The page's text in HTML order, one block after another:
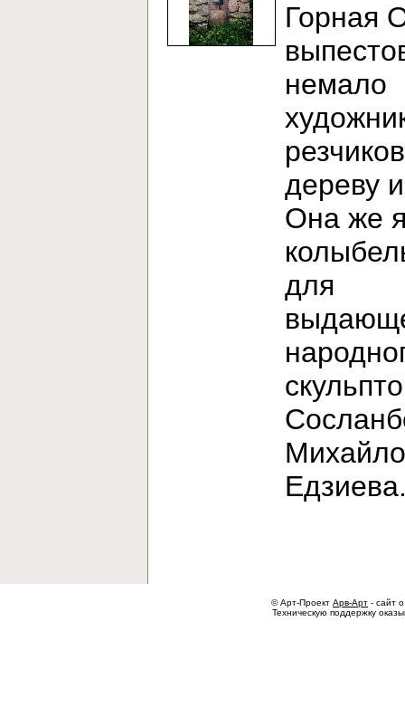
Горная
немало
дереву
Она же
для
© Арт-Проект Арв-Арт - сайт
Техническую поддержку